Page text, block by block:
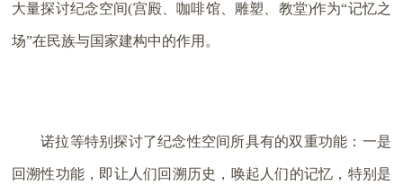
大量探讨纪念空间(宫殿、咖啡馆、雕塑、教堂)作为“记忆之
场”在民族与国家建构中的作用。
诺拉等特别探讨了纪念性空间所具有的双重功能：一是
回溯性功能，即让人们回溯历史，唤起人们的记忆，特别是